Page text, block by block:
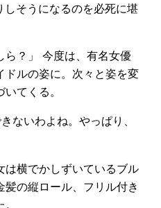
しそうになるのを必死に堪
ら？」 今度は、有名女優
ドルの姿に。次々と姿を変
てくる。
ないわよね。やっぱり、
は横でかしずいているブル
の縦ロール、フリル付き